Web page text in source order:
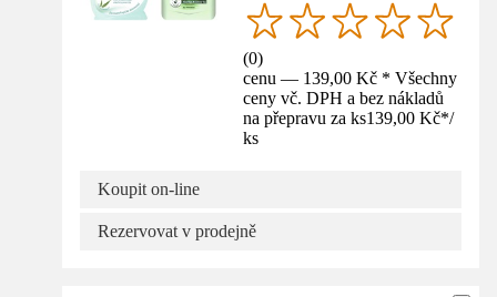
(0)
cenu — 139,00 Kč * Všechny
ceny vč. DPH a bez nákladů
na přepravu za ks139,00 Kč*/
ks
Koupit on-line
Rezervovat v prodejně